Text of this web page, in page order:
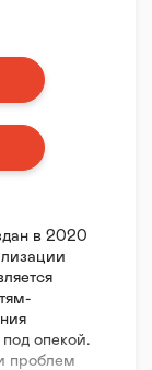
в 2020
опекой.
проблем